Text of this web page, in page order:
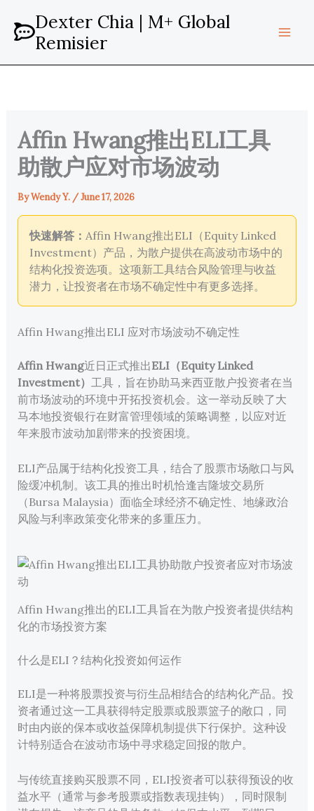
content
Dexter Chia | M+ Global
Remisier
Affin Hwang推出ELI工具
助散户应对市场波动
ByWendy Y. /June 17, 2026
快速解答： Affin Hwang推出ELI（Equity Linked
Investment）产品，为散户提供在高波动市场中的
结构化投资选项。这项新工具结合风险管理与收益
潜力，让投资者在市场不确定性中有更多选择。
Affin Hwang推出ELI 应对市场波动不确定性
Affin Hwang近日正式推出ELI（Equity Linked
Investment） 工具，旨在协助马来西亚散户投资者在当
前市场波动的环境中开拓投资机会。这一举动反映了大
马本地投资银行在财富管理领域的策略调整，以应对近
年来股市波动加剧带来的投资困境。
ELI产品属于结构化投资工具，结合了股票市场敞口与风
险缓冲机制。该工具的推出时机恰逢吉隆坡交易所
（Bursa Malaysia）面临全球经济不确定性、地缘政治
风险与利率政策变化带来的多重压力。
Affin Hwang推出的ELI工具旨在为散户投资者提供结构
化的市场投资方案
什么是ELI？结构化投资如何运作
ELI是一种将股票投资与衍生品相结合的结构化产品。投
资者通过这一工具获得特定股票或股票篮子的敞口，同
时由内嵌的保本或收益保障机制提供下行保护。这种设
计特别适合在波动市场中寻求稳定回报的散户。
与传统直接购买股票不同，ELI投资者可以获得预设的收
益水平（通常与参考股票或指数表现挂钩），同时限制